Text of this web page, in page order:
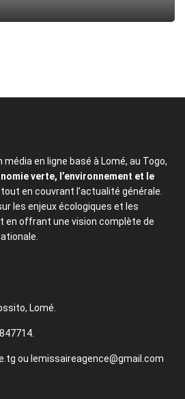
média en ligne basé à Lomé, au Togo,
verte, l’environnement et le
tout en couvrant l’actualité générale.
les enjeux écologiques et les
en offrant une vision complète de
Lomé.
ou lemissaireagence@gmail.com